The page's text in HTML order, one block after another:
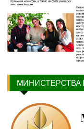
МИНИСТЕРСТВА